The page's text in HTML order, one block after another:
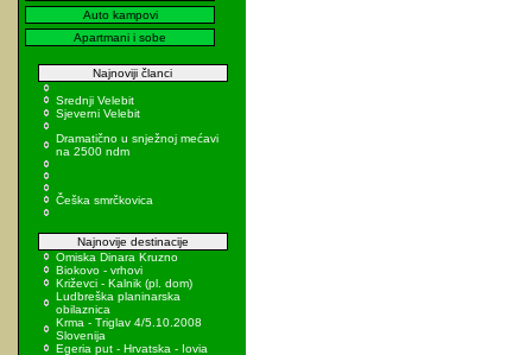
Auto kampovi
Apartmani i sobe
Najnoviji članci
Srednji Velebit
Sjeverni Velebit
Dramatično u snježnoj mećavi
na 2500 ndm
Češka smrčkovica
Najnovije destinacije
Omiska Dinara Kruzno
Biokovo - vrhovi
Križevci - Kalnik (pl. dom)
Ludbreška planinarska
obilaznica
Krma - Triglav 4/5.10.2008
Slovenija
Egeria put - Hrvatska - Iovia